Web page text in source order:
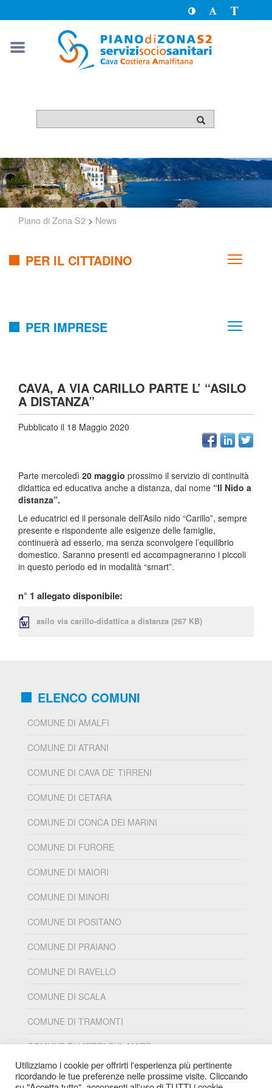
Toggle
High
Contrast
Toggle
Font a
Piano di Zona S2 > News
PER IL CITTADINO
PER IMPRESE
CAVA, A VIA CARILLO PARTE L’ “ASILO
A DISTANZA”
Pubblicato il 18 Maggio 2020
Parte mercoledì 20 maggio prossimo il servizio di continuità
didattica ed educativa anche a distanza, dal nome “Il Nido a
distanza”.
Le educatrici ed il personale dell’Asilo nido “Carillo”, sempre
presente e rispondente alle esigenze delle famiglie,
continuerà ad esserlo, ma senza sconvolgere l’equilibrio
domestico. Saranno presenti ed accompagneranno i piccoli
in questo periodo ed in modalità “smart”.
n° 1 allegato disponibile:
asilo via carillo-didattica a distanza (267 KB)
ELENCO COMUNI
COMUNE DI AMALFI
COMUNE DI ATRANI
COMUNE DI CAVA DE’ TIRRENI
COMUNE DI CETARA
COMUNE DI CONCA DEI MARINI
COMUNE DI FURORE
COMUNE DI MAIORI
COMUNE DI MINORI
COMUNE DI POSITANO
COMUNE DI PRAIANO
COMUNE DI RAVELLO
COMUNE DI SCALA
COMUNE DI TRAMONTI
COMUNE DI VIETRI SUL MARE
Utilizziamo i cookie per offrirti l'esperienza più pertinente
ricordando le tue preferenze nelle prossime visite. Cliccando